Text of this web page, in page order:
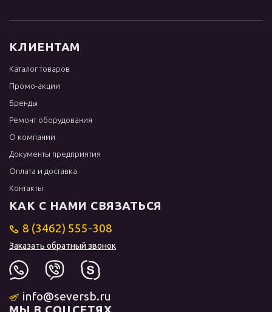
КЛИЕНТАМ
Каталог товаров
Промо-акции
Бренды
Ремонт оборудования
О компании
Документы предприятия
Оплата и доставка
Контакты
КАК С НАМИ СВЯЗАТЬСЯ
8 (3462) 555-308
Заказать обратный звонок
info@seversb.ru